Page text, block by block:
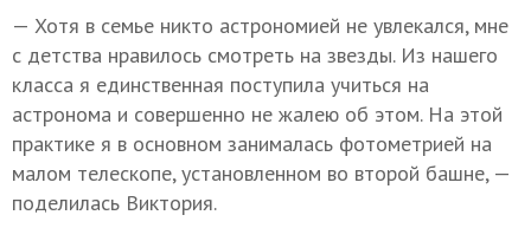
— Хотя в семье никто астрономией не увлекался, мне
с детства нравилось смотреть на звезды. Из нашего
класса я единственная поступила учиться на
астронома и совершенно не жалею об этом. На этой
практике я в основном занималась фотометрией на
малом телескопе, установленном во второй башне, —
поделилась Виктория.